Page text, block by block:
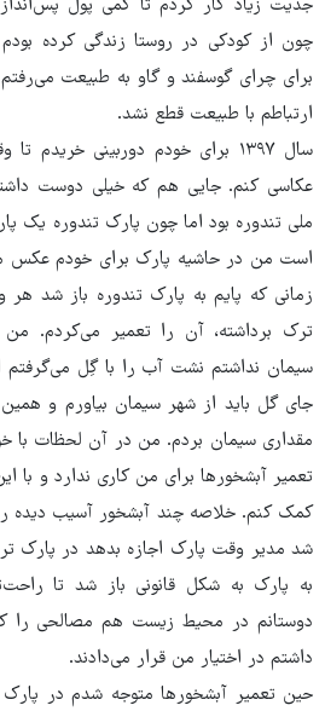
چون از کودکی در روستا زندگی کرده بودم
برای چرای گوسفند و گاو به طبیعت
ارتباطم با طبیعت قطع نشد.
سال ۱۳۹۷ برای خودم دوربینی
عکاسی کنم. جایی هم که خیلی دوست
ملی تندوره بود اما چون پارک تندوره یک
است من در حاشیه پارک برای خودم عکس
زمانی که پایم به پارک تندوره باز شد
ترک برداشته، آن را تعمیر می‌کردم.
سیمان نداشتم نشت آب را با گِل می‌گرفتم
جای گل باید از شهر سیمان بیاورم و
مقداری سیمان بردم. من در آن لحظات با
تعمیر آبشخورها برای من کاری ندارد و با
کمک کنم. خلاصه چند آبشخور آسیب دیده
شد مدیر وقت پارک اجازه بدهد در پارک
به پارک به شکل قانونی باز شد تا
دوستانم در محیط زیست هم مصالحی را که
داشتم در اختیار من قرار می‌دادند.
حین تعمیر آبشخورها متوجه شدم در